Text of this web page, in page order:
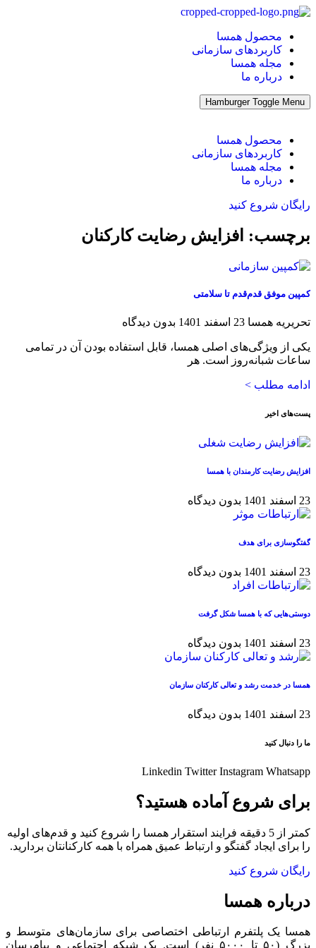
پرش
محتوا
محصول همسا
کاربردهای سازمانی
مجله همسا
درباره ما
Hamburger Toggle Menu
محصول همسا
کاربردهای سازمانی
مجله همسا
درباره ما
رایگان شروع کنید
برچسب: افزایش رضایت کارکنان
کمپین موفق قدم‌قدم تا سلامتی
تحریریه همسا 23 اسفند 1401 بدون دیدگاه
یکی از ویژگی‌های اصلی همسا، قابل استفاده بودن آن در تمامی
ساعات شبانه‌روز است. هر
ادامه مطلب >
پست‌های اخیر
افزایش رضایت کارمندان با همسا
23 اسفند 1401 بدون دیدگاه
گفتگوسازی برای هدف
23 اسفند 1401 بدون دیدگاه
دوستی‌هایی که با همسا شکل گرفت
23 اسفند 1401 بدون دیدگاه
همسا در خدمت رشد و تعالی کارکنان سازمان
23 اسفند 1401 بدون دیدگاه
ما را دنبال کنید
Linkedin Twitter Instagram Whatsapp
برای شروع آماده هستید؟
کمتر از 5 دقیقه فرایند استقرار همسا را شروع کنید و قدم‌های اولیه
را برای ایجاد گفتگو و ارتباط عمیق همراه با همه کارکنانتان بردارید.
رایگان شروع کنید
درباره همسا
همسا یک پلتفرم ارتباطی اختصاصی برای سازمان‌های متوسط و
بزرگ (۵۰ تا ۵۰۰۰ نفر) است. یک شبکه اجتماعی و پیام‌رسان